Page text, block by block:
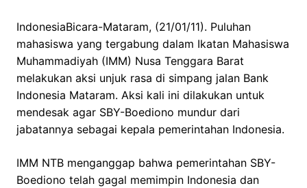
IndonesiaBicara-Mataram, (21/01/11). Puluhan
mahasiswa yang tergabung dalam Ikatan Mahasiswa
Muhammadiyah (IMM) Nusa Tenggara Barat
melakukan aksi unjuk rasa di simpang jalan Bank
Indonesia Mataram. Aksi kali ini dilakukan untuk
mendesak agar SBY-Boediono mundur dari
jabatannya sebagai kepala pemerintahan Indonesia.
IMM NTB menganggap bahwa pemerintahan SBY-
Boediono telah gagal memimpin Indonesia dan